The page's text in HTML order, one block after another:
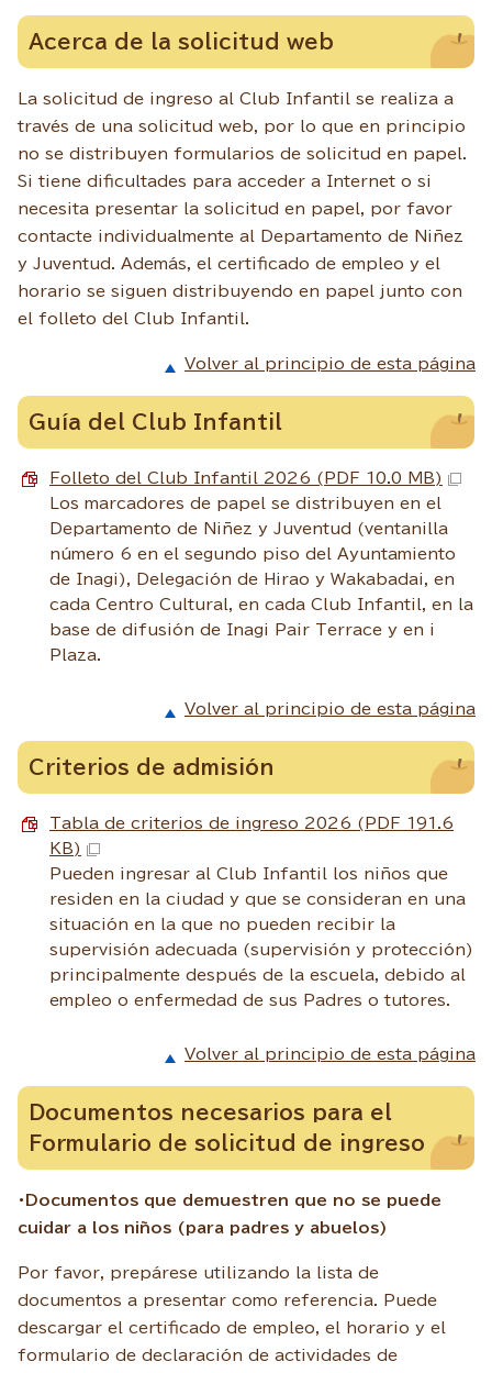
Acerca de la solicitud web
La solicitud de ingreso al Club Infantil se realiza a
través de una solicitud web, por lo que en principio
no se distribuyen formularios de solicitud en papel.
Si tiene dificultades para acceder a Internet o si
necesita presentar la solicitud en papel, por favor
contacte individualmente al Departamento de Niñez
y Juventud. Además, el certificado de empleo y el
horario se siguen distribuyendo en papel junto con
el folleto del Club Infantil.
Volver al principio de esta página
Guía del Club Infantil
Folleto del Club Infantil 2026 (PDF 10.0 MB)
Los marcadores de papel se distribuyen en el
Departamento de Niñez y Juventud (ventanilla
número 6 en el segundo piso del Ayuntamiento
de Inagi), Delegación de Hirao y Wakabadai, en
cada Centro Cultural, en cada Club Infantil, en la
base de difusión de Inagi Pair Terrace y en i
Plaza.
Volver al principio de esta página
Criterios de admisión
Tabla de criterios de ingreso 2026 (PDF 191.6
KB)
Pueden ingresar al Club Infantil los niños que
residen en la ciudad y que se consideran en una
situación en la que no pueden recibir la
supervisión adecuada (supervisión y protección)
principalmente después de la escuela, debido al
empleo o enfermedad de sus Padres o tutores.
Volver al principio de esta página
Documentos necesarios para el
Formulario de solicitud de ingreso
・Documentos que demuestren que no se puede
cuidar a los niños (para padres y abuelos)
Por favor, prepárese utilizando la lista de
documentos a presentar como referencia. Puede
descargar el certificado de empleo, el horario y el
formulario de declaración de actividades de